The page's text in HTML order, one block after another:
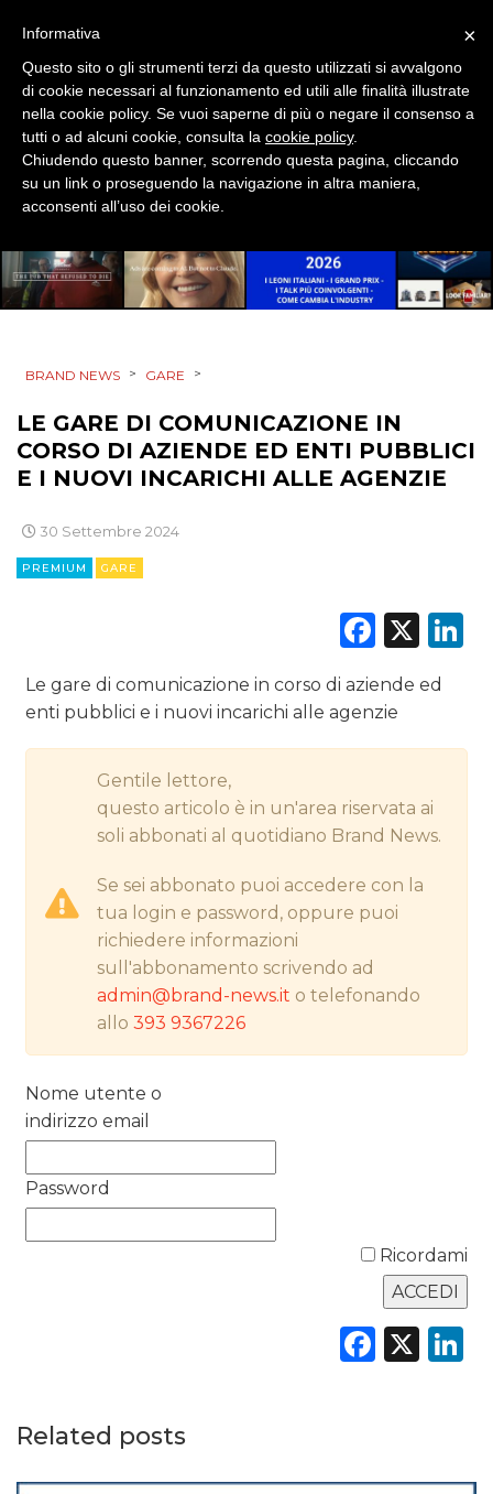
DESIGN
EVENTI
MOBILE
PROMOZIONI
PRODOTTI
STRATEGIE
CINEMA
EDITORIA
ESTERNA
RADIO / AUDIO
PREVISIONI/SCENARI
NORMATIVE
TREND
BRAND NEWS > GARE >
LE GARE DI COMUNICAZIONE IN
CORSO DI AZIENDE ED ENTI PUBBLICI
E I NUOVI INCARICHI ALLE AGENZIE
30 Settembre 2024
PREMIUM GARE
X
Le gare di comunicazione in corso di aziende ed
enti pubblici e i nuovi incarichi alle agenzie
Gentile lettore,
questo articolo è in un'area riservata ai
soli abbonati al quotidiano Brand News.
Se sei abbonato puoi accedere con la
tua login e password, oppure puoi
richiedere informazioni
sull'abbonamento scrivendo ad
admin@brand-news.it o telefonando
allo393 9367226
Nome utente o
indirizzo email
Password
Ricordami
X
Related posts
×
Informativa
Questo sito o gli strumenti terzi da questo utilizzati si avvalgono
di cookie necessari al funzionamento ed utili alle finalità illustrate
nella cookie policy. Se vuoi saperne di più o negare il consenso a
tutti o ad alcuni cookie, consulta la cookie policy.
Chiudendo questo banner, scorrendo questa pagina, cliccando
su un link o proseguendo la navigazione in altra maniera,
acconsenti all’uso dei cookie.